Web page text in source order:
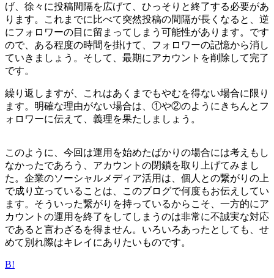
げ、徐々に投稿間隔を広げて、ひっそりと終了する必要があ
ります。これまでに比べて突然投稿の間隔が長くなると、逆
にフォロワーの目に留まってしまう可能性があります。です
ので、ある程度の時間を掛けて、フォロワーの記憶から消し
ていきましょう。そして、最期にアカウントを削除して完了
です。
繰り返しますが、これはあくまでもやむを得ない場合に限り
ます。明確な理由がない場合は、①や②のようにきちんとフ
ォロワーに伝えて、義理を果たしましょう。
このように、今回は運用を始めたばかりの場合には考えもし
なかったであろう、アカウントの閉鎖を取り上げてみまし
た。企業のソーシャルメディア活用は、個人との繋がりの上
で成り立っていることは、このブログで何度もお伝えしてい
ます。そういった繋がりを持っているからこそ、一方的にア
カウントの運用を終了をしてしまうのは非常に不誠実な対応
であると言わざるを得ません。いろいろあったとしても、せ
めて別れ際はキレイにありたいものです。
B!